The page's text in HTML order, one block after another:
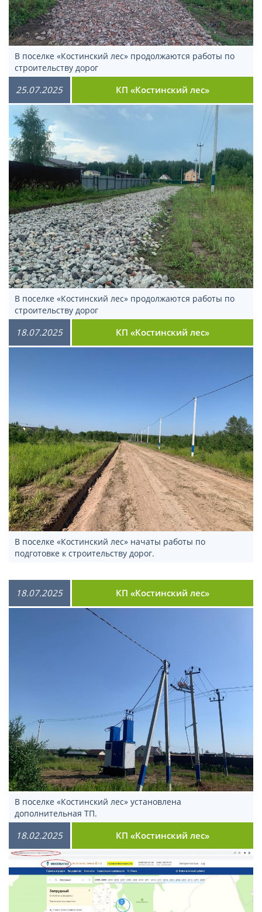
В поселке «Костинский лес» продолжаются работы по
строительству дорог
25.07.2025 КП «Костинский лес»
В поселке «Костинский лес» продолжаются работы по
строительству дорог
18.07.2025 КП «Костинский лес»
В поселке «Костинский лес» начаты работы по
подготовке к строительству дорог.
18.07.2025 КП «Костинский лес»
В поселке «Костинский лес» установлена
дополнительная ТП.
18.02.2025 КП «Костинский лес»